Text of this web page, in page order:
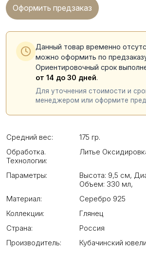
Оформить предзаказ
Данный товар временно
можно оформить по
Ориентировочный срок
от 14 до 30 дней.
Для уточнения стоимости и
менеджером или оформите
Средний вес:
175 гр.
Обработка.
Технологии:
Литье
Параметры: Высота: 9,5 см,
Объем: 330 мл,
Материал:
Серебро 925
Коллекции:
Глянец
Страна:
Россия
Производитель:
Кубачинский